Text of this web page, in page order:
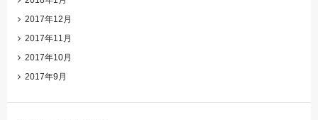
2017年12月
2017年11月
2017年10月
2017年9月